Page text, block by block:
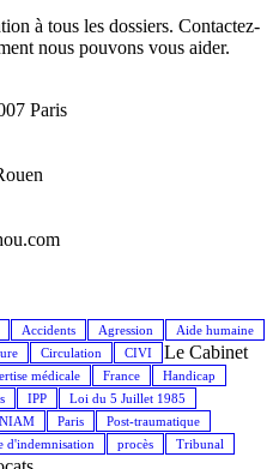
à tous les dossiers. Contactez-
nous pouvons vous aider.
Paris
Accidents Agression
Aide humaine
Circulation
CIVI
médicale France
Handicap
IPP
Loi du 5 Juillet 1985
Paris
Post-traumatique
d'indemnisation procès
Tribunal
Le Cabinet